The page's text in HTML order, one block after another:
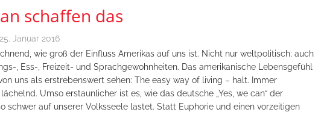
schaffen das
25. Januar 2016
wie groß der Einfluss Amerikas auf uns ist. Nicht nur weltpolitisch; auch
, Ess-, Freizeit- und Sprachgewohnheiten. Das amerikanische Lebensgefühl
uns als erstrebenswert sehen: The easy way of living – halt. Immer
Umso erstaunlicher ist es, wie das deutsche „Yes, we can“ der
schwer auf unserer Volksseele lastet. Statt Euphorie und einen vorzeitigen